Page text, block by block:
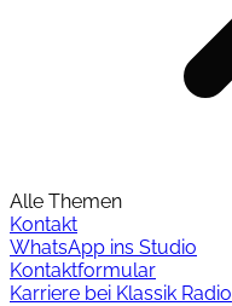
Alle Themen
Kontakt
WhatsApp ins Studio
Kontaktformular
Karriere bei Klassik Radio